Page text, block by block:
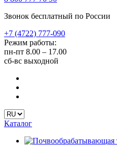
Звонок бесплатный по России
+7 (4722) 777-090
Режим работы:
пн-пт 8.00 – 17.00
сб-вс выходной
Каталог